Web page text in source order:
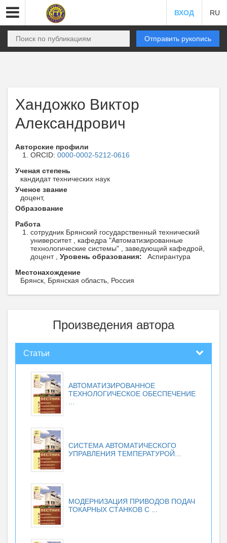
ВХОД RU
Отправить рукопись
Хандожко Виктор
Александрович
Авторские профили
ORCID: 0000-0002-5212-0616
Ученая степень
кандидат технических наук
Ученое звание
доцент,
Образование
Работа
сотрудник Брянский государственный технический
университет , кафедра "Автоматизированные
технологические системы" , заведующий кафедрой,
доцент , Уровень образования:
Аспирантура
Местонахождение
Брянск, Брянская область, Россия
Произведения автора
Статьи
АВТОМАТИЗИРОВАННОЕ
ТЕХНОЛОГИЧЕСКОЕ ОБЕСПЕЧЕНИЕ
СИСТЕМА АВТОМАТИЧЕСКОГО
УПРАВЛЕНИЯ ТЕМПЕРАТУРОЙ...
МОДЕРНИЗАЦИЯ ПРИВОДОВ ПОДАЧ
ТОКАРНЫХ СТАНКОВ С ...